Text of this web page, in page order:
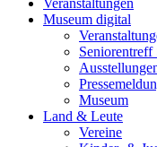
Veranstaltungen
Museum digital
Seniorentreff
Museum
Land & Leute
Vereine